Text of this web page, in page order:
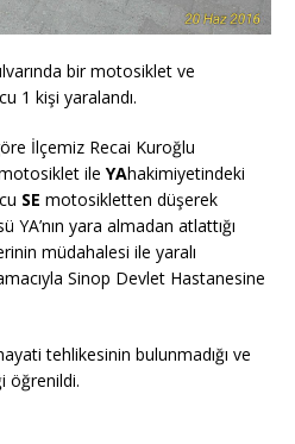
bir motosiklet ve
1 kişi yaralandı.
İlçemiz Recai Kuroğlu
ile YAhakimiyetindeki
SE motosikletten düşerek
yara almadan atlattığı
müdahalesi ile yaralı
Sinop Devlet Hastanesine
tehlikesinin bulunmadığı ve
öğrenildi.